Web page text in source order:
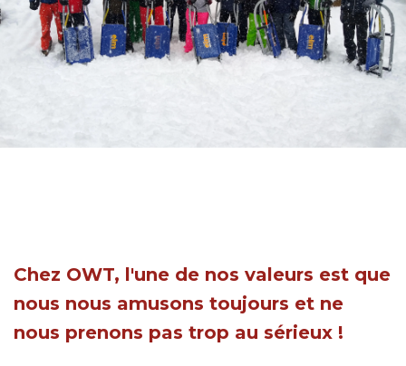
Chez OWT, l'une de nos valeurs est que
nous nous amusons toujours et ne
nous prenons pas trop au sérieux !